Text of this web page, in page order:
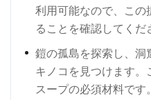
利用可能なので、この
ることを確認してくだ
鎧の孤島を探索し、洞
キノコを見つけます。
スープの必須材料です。